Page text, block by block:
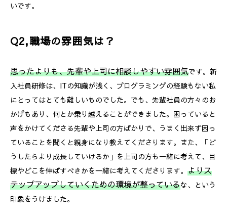
いです。
Q2,職場の雰囲気は？
思ったよりも、先輩や上司に相談しやすい雰囲気です。新
入社員研修は、ITの知識が浅く、プログラミングの経験もない私
にとってはとても難しいものでした。でも、先輩社員の方々のお
かげもあり、何とか乗り越えることができました。困っていると
声をかけてくださる先輩や上司の方ばかりで、うまく出来ず困っ
ていることを聞くと親身になり教えてくださります。また、「ど
うしたらより成長していけるか」を上司の方も一緒に考えて、目
標やどこを伸ばすべきかを一緒に考えてくださります。 よりス
テップアップしていくための環境が整っているな、という
印象をうけました。